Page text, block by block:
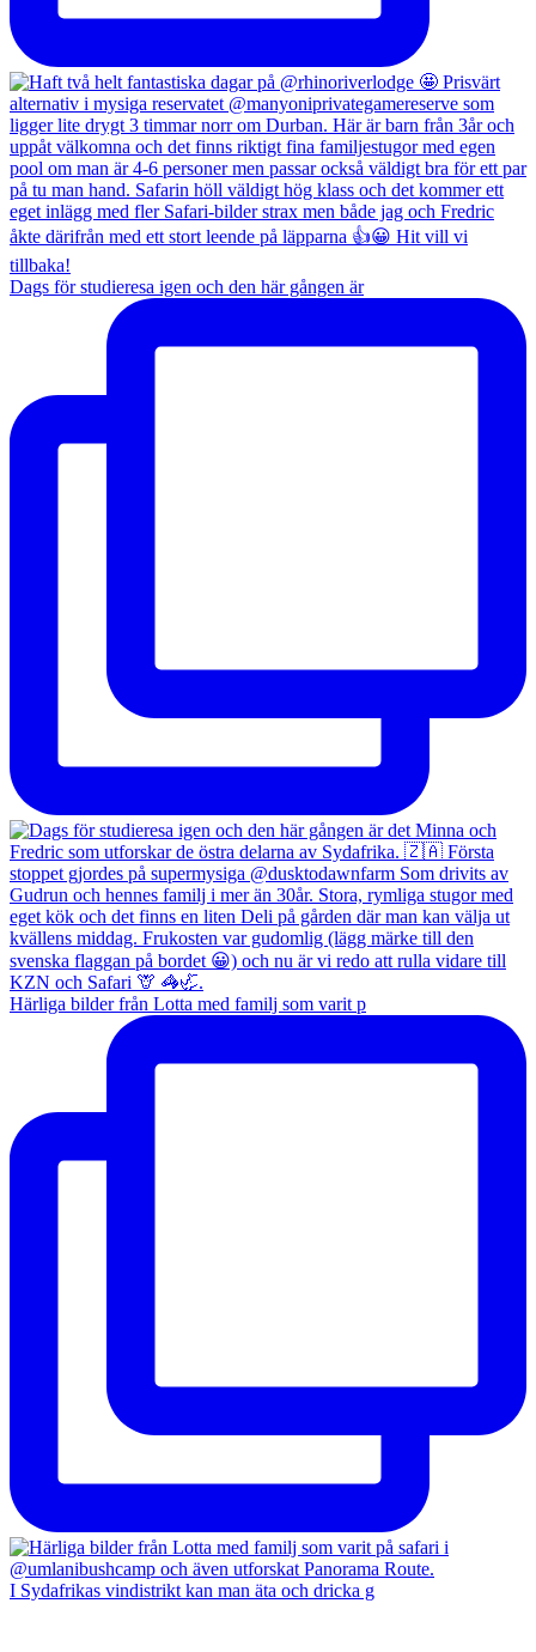
Dags för studieresa igen och den här gången är
Härliga bilder från Lotta med familj som varit p
I Sydafrikas vindistrikt kan man äta och dricka g